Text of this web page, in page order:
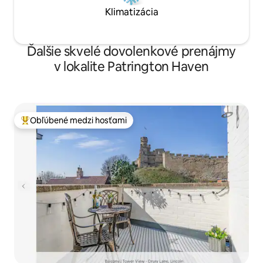
Klimatizácia
Ďalšie skvelé dovolenkové prenájmy
v lokalite Patrington Haven
Najobľúbenejšie medzi hosťami
Obľúbené medzi hosťami